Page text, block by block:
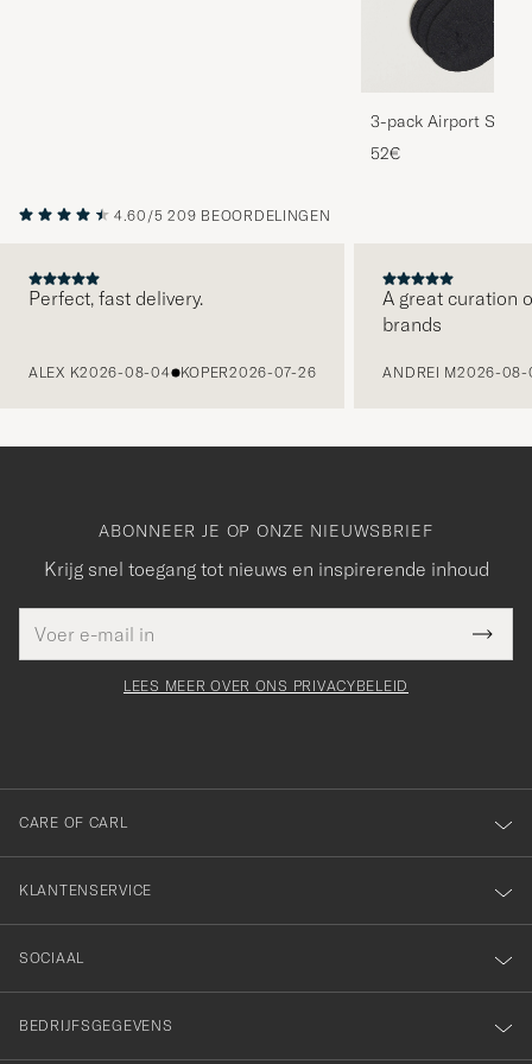
3-pack Airport
Melange
52€
4.60/5 209 BEOORDELINGEN
Perfect, fast delivery.
ALEX K2026-08-04 KOPER2026-07-26
A great curation
brands
ANDREI M2026-08-
ABONNEER JE OP ONZE NIEUWSBRIEF
Krijg snel toegang tot nieuws en inspirerende inhoud
mailadres
veldBedankt
voor
onze
nieuwsbrief!
LEES MEER OVER ONS PRIVACYBELEID
CARE OF CARL
KLANTENSERVICE
SOCIAAL
BEDRIJFSGEGEVENS